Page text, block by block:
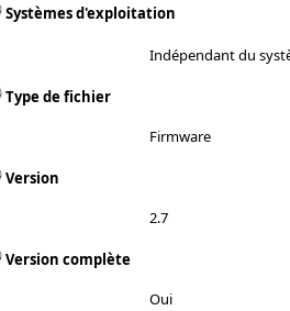
Systèmes d'exploitation
Indépendant du
Type de fichier
Firmware
Version
2.7
Version complète
Oui